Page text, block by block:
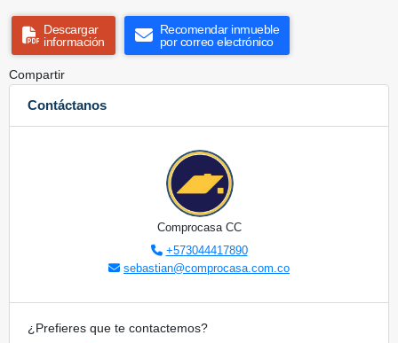
Descargar
información
Recomendar inmueble
por correo electrónico
Compartir
Contáctanos
Comprocasa CC
+573044417890
sebastian@comprocasa.com.co
¿Prefieres que te contactemos?